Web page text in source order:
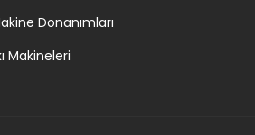
Donanımları
Makineleri